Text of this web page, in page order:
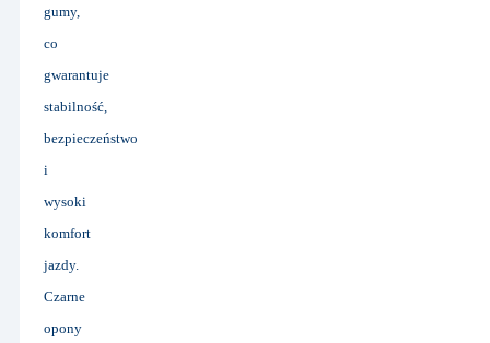
gumy,
co
gwarantuje
stabilność,
bezpieczeństwo
i
wysoki
komfort
jazdy.
Czarne
opony